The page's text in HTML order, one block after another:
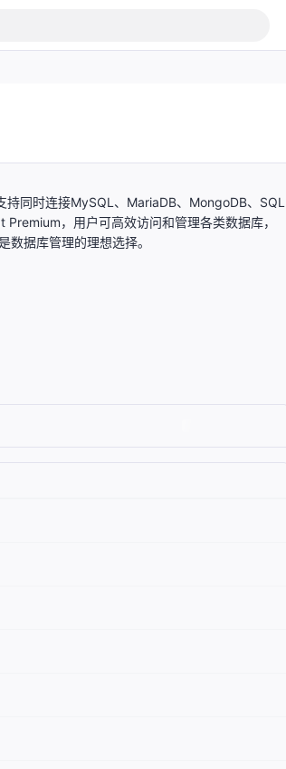
同时连接MySQL、MariaDB、MongoDB、SQL
，用户可高效访问和管理各类数据库，
据库管理的理想选择。